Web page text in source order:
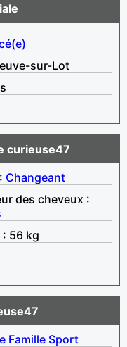
sur-Lot
curieuse47
Changeant
des cheveux :
: 56 kg
Famille Sport